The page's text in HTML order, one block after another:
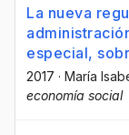
La nueva
especial,
2017 · María
economía social